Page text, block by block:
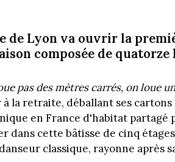
de Lyon va ouvrir la
composée de
pas des mètres carrés, on loue
à la retraite, déballant ses
en France d'habitat partagé
dans cette bâtisse de cinq
classique, rayonne après